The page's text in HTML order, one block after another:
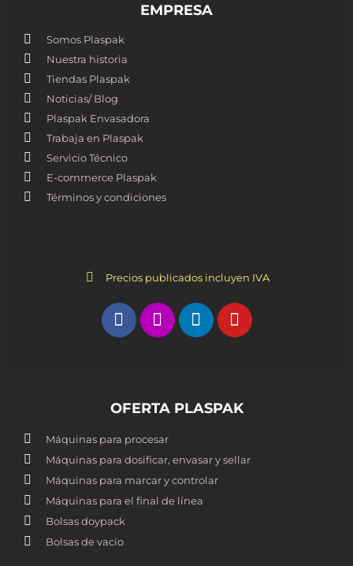
EMPRESA
Somos Plaspak
Nuestra historia
Tiendas Plaspak
Noticias/ Blog
Plaspak Envasadora
Trabaja en Plaspak
Servicio Técnico
E-commerce Plaspak
Términos y condiciones
Precios publicados incluyen IVA
OFERTA PLASPAK
Máquinas para procesar
Máquinas para dosificar, envasar y sellar
Máquinas para marcar y controlar
Máquinas para el final de línea
Bolsas doypack
Bolsas de vacío